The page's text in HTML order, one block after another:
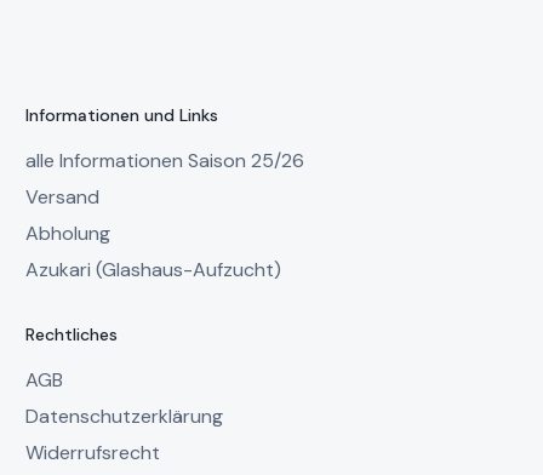
Informationen und Links
alle Informationen Saison 25/26
Versand
Abholung
Azukari (Glashaus-Aufzucht)
Rechtliches
AGB
Datenschutzerklärung
Widerrufsrecht